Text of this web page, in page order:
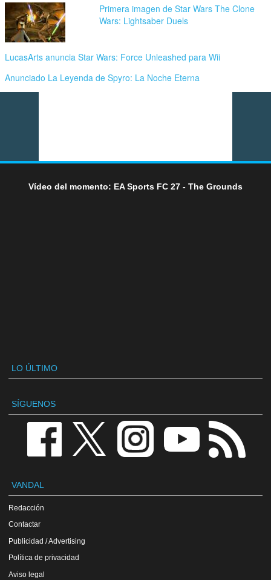
Primera imagen de Star Wars The Clone
Wars: Lightsaber Duels
LucasArts anuncia Star Wars: Force Unleashed para Wii
Anunciado La Leyenda de Spyro: La Noche Eterna
Vídeo del momento: EA Sports FC 27 - The Grounds
LO ÚLTIMO
SÍGUENOS
VANDAL
Redacción
Contactar
Publicidad / Advertising
Política de privacidad
Aviso legal